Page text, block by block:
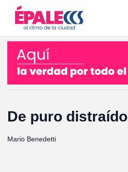
De puro distraído
Mario Benedetti